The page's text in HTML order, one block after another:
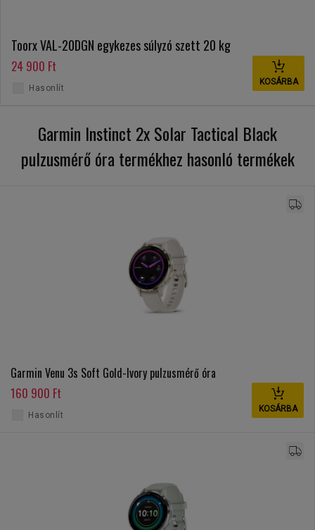
Toorx VAL-20DGN egykezes súlyzó szett 20 kg
24 900 Ft
KOSÁRBA
Hasonlít
Garmin Instinct 2x Solar Tactical Black
pulzusmérő óra termékhez hasonló termékek
Garmin Venu 3s Soft Gold-Ivory pulzusmérő óra
160 900 Ft
KOSÁRBA
Hasonlít